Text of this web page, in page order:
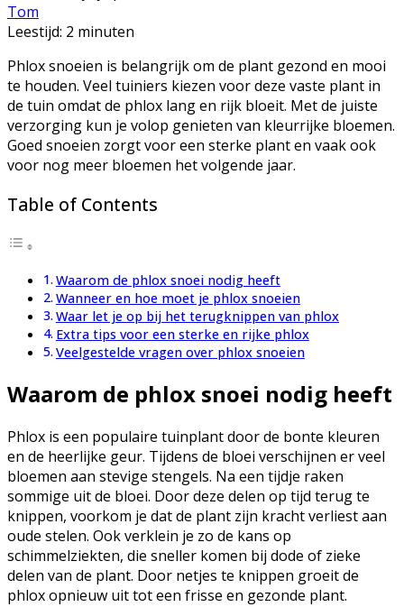
Tom
Leestijd: 2 minuten
Phlox snoeien is belangrijk om de plant gezond en mooi
te houden. Veel tuiniers kiezen voor deze vaste plant in
de tuin omdat de phlox lang en rijk bloeit. Met de juiste
verzorging kun je volop genieten van kleurrijke bloemen.
Goed snoeien zorgt voor een sterke plant en vaak ook
voor nog meer bloemen het volgende jaar.
Table of Contents
Waarom de phlox snoei nodig heeft
Wanneer en hoe moet je phlox snoeien
Waar let je op bij het terugknippen van phlox
Extra tips voor een sterke en rijke phlox
Veelgestelde vragen over phlox snoeien
Waarom de phlox snoei nodig heeft
Phlox is een populaire tuinplant door de bonte kleuren
en de heerlijke geur. Tijdens de bloei verschijnen er veel
bloemen aan stevige stengels. Na een tijdje raken
sommige uit de bloei. Door deze delen op tijd terug te
knippen, voorkom je dat de plant zijn kracht verliest aan
oude stelen. Ook verklein je zo de kans op
schimmelziekten, die sneller komen bij dode of zieke
delen van de plant. Door netjes te knippen groeit de
phlox opnieuw uit tot een frisse en gezonde plant.